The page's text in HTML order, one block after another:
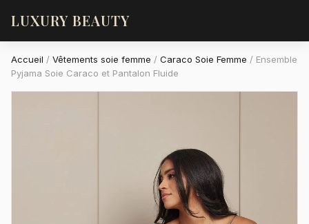
LUXURY BEAUTY
Accueil / Vêtements soie femme / Caraco Soie Femme / Ensemble
Pyjama Soie Caraco et Pantalon Fluide